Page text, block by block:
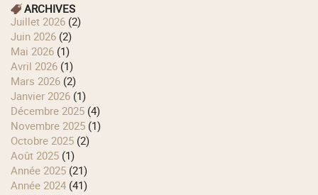
ARCHIVES
juillet 2026 (2)
juin 2026 (2)
mai 2026 (1)
avril 2026 (1)
mars 2026 (2)
janvier 2026 (1)
décembre 2025 (4)
novembre 2025 (1)
octobre 2025 (2)
août 2025 (1)
année 2025 (21)
année 2024 (41)